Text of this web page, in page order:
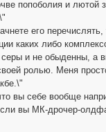
попоболия и лютой
его перечислять,
каких либо
серы и не обыденны, а
ролью. Меня
вы себе вообще
вы МК-дрочер-